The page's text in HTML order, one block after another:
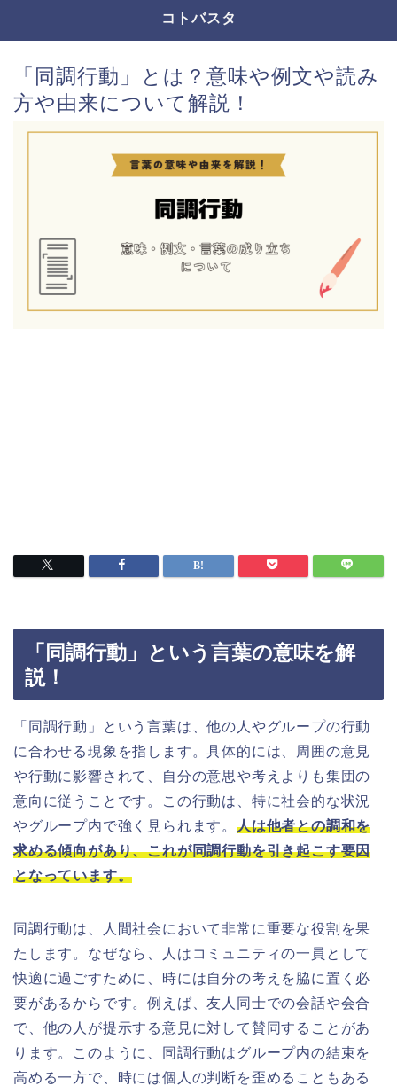
コトバスタ
「同調行動」とは？意味や例文や読み
方や由来について解説！
「同調行動」という言葉の意味を解
説！
「同調行動」という言葉は、他の人やグループの行動
に合わせる現象を指します。具体的には、周囲の意見
や行動に影響されて、自分の意思や考えよりも集団の
意向に従うことです。この行動は、特に社会的な状況
やグループ内で強く見られます。人は他者との調和を
求める傾向があり、これが同調行動を引き起こす要因
となっています。
同調行動は、人間社会において非常に重要な役割を果
たします。なぜなら、人はコミュニティの一員として
快適に過ごすために、時には自分の考えを脇に置く必
要があるからです。例えば、友人同士での会話や会合
で、他の人が提示する意見に対して賛同することがあ
ります。このように、同調行動はグループ内の結束を
高める一方で、時には個人の判断を歪めることもある